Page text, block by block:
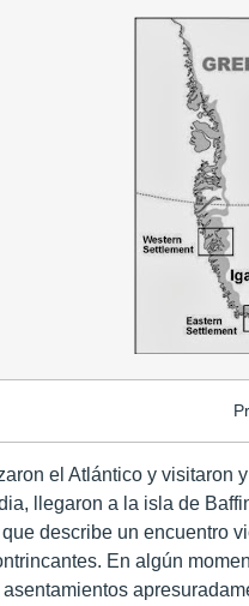
el Atlántico y
llegaron a la isla de
describe un encuentro
En algún